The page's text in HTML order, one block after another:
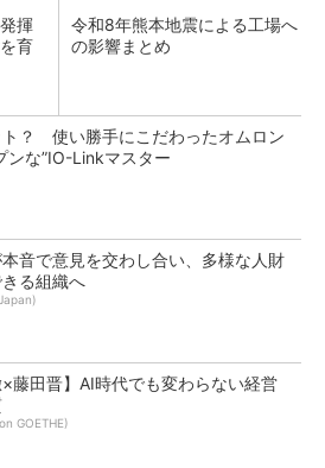
揮
育
令和8年熊本地震による工場へ
の影響まとめ
？ 使い勝手にこだわったオムロン
ンな”IO-Linkマスター
音で意見を交わし合い、多様な人財
る組織へ
×藤田晋】AI時代でも変わらない経営
GOETHE)